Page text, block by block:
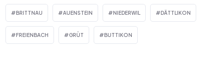
BRITTNAU AUENSTEIN NIEDERWIL DÄTTLIKON
FREIENBACH GRÜT BUTTIKON